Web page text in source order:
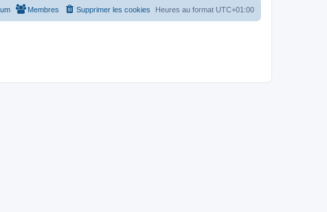
Heures au format UTC+01:00
Supprimer les cookies
Membres